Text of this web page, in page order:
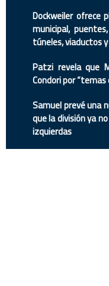
Dockweiler ofrece
municipal,
túneles, viaductos
Patzi revela que
Condori por “temas
Samuel prevé una
que la división ya
izquierdas